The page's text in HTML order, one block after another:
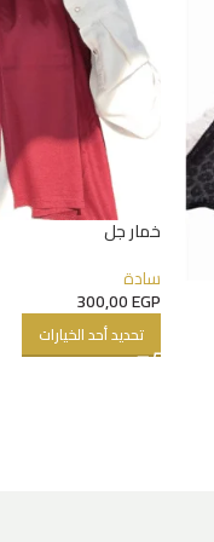
خمار جل
سادة
300,00EGP
تحديد أحد الخيارات